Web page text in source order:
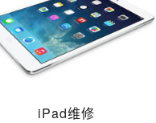
iPad维修